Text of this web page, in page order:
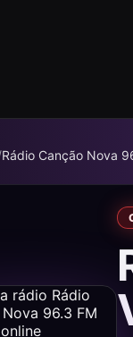
Rádio Canção Nova